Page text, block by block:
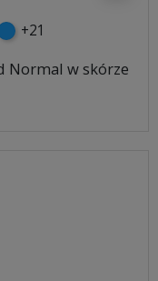
+21
Normal w skórze